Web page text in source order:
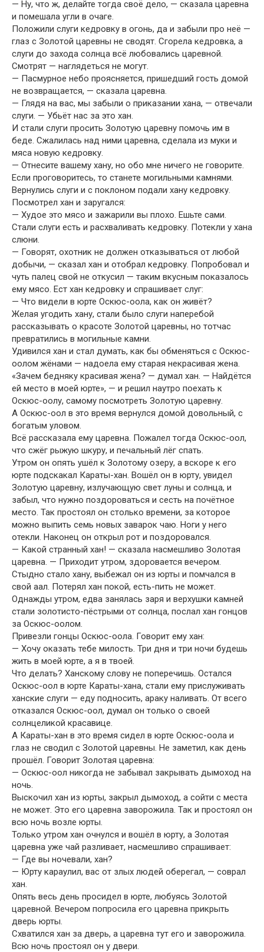
— Ну, что ж, делайте тогда своё дело, — сказала царевна
и помешала угли в очаге.
Положили слуги кедровку в огонь, да и забыли про неё —
глаз с Золотой царевны не сводят. Сгорела кедровка, а
слуги до захода солнца всё любовались царевной.
Смотрят — наглядеться не могут.
— Пасмурное небо проясняется, пришедший гость домой
не возвращается, — сказала царевна.
— Глядя на вас, мы забыли о приказании хана, — отвечали
слуги. — Убьёт нас за это хан.
И стали слуги просить Золотую царевну помочь им в
беде. Сжалилась над ними царевна, сделала из муки и
мяса новую кедровку.
— Отнесите вашему хану, но обо мне ничего не говорите.
Если проговоритесь, то станете могильными камнями.
Вернулись слуги и с поклоном подали хану кедровку.
Посмотрел хан и заругался:
— Худое это мясо и зажарили вы плохо. Ешьте сами.
Стали слуги есть и расхваливать кедровку. Потекли у хана
слюни.
— Говорят, охотник не должен отказываться от любой
добычи, — сказал хан и отобрал кедровку. Попробовал и
чуть палец свой не откусил — таким вкусным показалось
ему мясо. Ест хан кедровку и спрашивает слуг:
— Что видели в юрте Оскюс-оола, как он живёт?
Желая угодить хану, стали было слуги наперебой
рассказывать о красоте Золотой царевны, но тотчас
превратились в могильные камни.
Удивился хан и стал думать, как бы обменяться с Оскюс-
оолом жёнами — надоела ему старая некрасивая жена.
«Зачем бедняку красивая жена? — думал хан. — Найдётся
ей место в моей юрте», — и решил наутро поехать к
Оскюс-оолу, самому посмотреть Золотую царевну.
А Оскюс-оол в это время вернулся домой довольный, с
богатым уловом.
Всё рассказала ему царевна. Пожалел тогда Оскюс-оол,
что сжёг рыжую шкуру, и печальный лёг спать.
Утром он опять ушёл к Золотому озеру, а вскоре к его
юрте подскакал Караты-хан. Вошёл он в юрту, увидел
Золотую царевну, излучающую свет луны и солнца, и
забыл, что нужно поздороваться и сесть на почётное
место. Так простоял он столько времени, за которое
можно выпить семь новых заварок чаю. Ноги у него
отекли. Наконец он открыл рот и поздоровался.
— Какой странный хан! — сказала насмешливо Золотая
царевна. — Приходит утром, здоровается вечером.
Стыдно стало хану, выбежал он из юрты и помчался в
свой аал. Потерял хан покой, есть-пить не может.
Однажды утром, едва занялась заря и верхушки камней
стали золотисто-пёстрыми от солнца, послал хан гонцов
за Оскюс-оолом.
Привезли гонцы Оскюс-оола. Говорит ему хан:
— Хочу оказать тебе милость. Три дня и три ночи будешь
жить в моей юрте, а я в твоей.
Что делать? Ханскому слову не поперечишь. Остался
Оскюс-оол в юрте Караты-хана, стали ему прислуживать
ханские слуги — еду подносить, араку наливать. От всего
отказался Оскюс-оол, думал он только о своей
солнцеликой красавице.
А Караты-хан в это время сидел в юрте Оскюс-оола и
глаз не сводил с Золотой царевны. Не заметил, как день
прошёл. Говорит Золотая царевна:
— Оскюс-оол никогда не забывал закрывать дымоход на
ночь.
Выскочил хан из юрты, закрыл дымоход, а сойти с места
не может. Это его царевна заворожила. Так и простоял он
всю ночь возле юрты.
Только утром хан очнулся и вошёл в юрту, а Золотая
царевна уже чай разливает, насмешливо спрашивает:
— Где вы ночевали, хан?
— Юрту караулил, вас от злых людей оберегал, — соврал
хан.
Опять весь день просидел в юрте, любуясь Золотой
царевной. Вечером попросила его царевна прикрыть
дверь юрты.
Схватился хан за дверь, а царевна тут его и заворожила.
Всю ночь простоял он у двери.